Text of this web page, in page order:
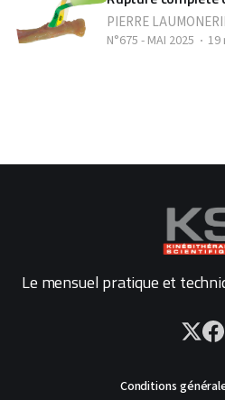
PIERRE
N°675 - MAI 2025
Le mensuel pratique et
Conditions